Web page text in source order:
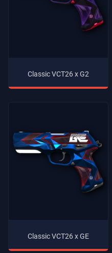
Classic VCT26 x G2
Classic VCT26 x GE